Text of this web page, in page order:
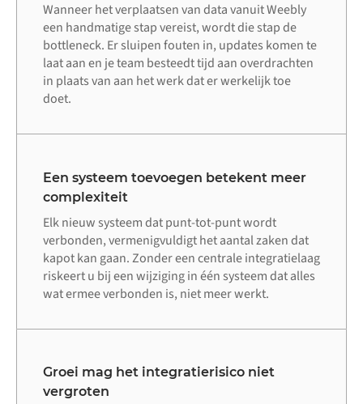
Wanneer het verplaatsen van data vanuit Weebly
een handmatige stap vereist, wordt die stap de
bottleneck. Er sluipen fouten in, updates komen te
laat aan en je team besteedt tijd aan overdrachten
in plaats van aan het werk dat er werkelijk toe
doet.
Een systeem toevoegen betekent meer
complexiteit
Elk nieuw systeem dat punt-tot-punt wordt
verbonden, vermenigvuldigt het aantal zaken dat
kapot kan gaan. Zonder een centrale integratielaag
riskeert u bij een wijziging in één systeem dat alles
wat ermee verbonden is, niet meer werkt.
Groei mag het integratierisico niet
vergroten